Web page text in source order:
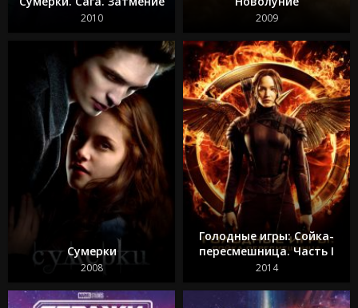
2010 2009
Сумерки
2008
Голодные игры: Сойка-
пересмешница. Часть I
2014